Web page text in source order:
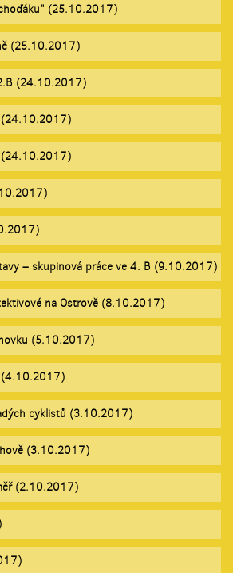
(25.10.2017)
(25.10.2017)
(24.10.2017)
(24.10.2017)
(24.10.2017)
– skupinová práce ve 4. B (9.10.2017)
na Ostrově (8.10.2017)
(5.10.2017)
(4.10.2017)
cyklistů (3.10.2017)
(3.10.2017)
(2.10.2017)